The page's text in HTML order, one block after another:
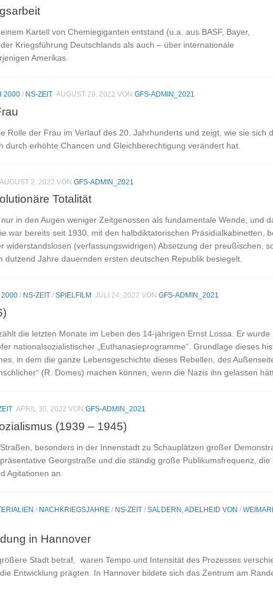
Kartell von Chemiegiganten entstand (u.a. aus BASF, Bayer,
Kriegsführung Deutschlands als auch – über internationale
Amerikas.
2000 / NS-ZEIT AUGUST 29, 2022 VON GFS-ADMIN_2021
Rolle der Frau im Verlauf des 20. Jahrhunderts und zeigt, wie sie sich
durch erhöhte Chancen und Gleichberechtigung verändert hat.
AUGUST 2, 2022 VON GFS-ADMIN_2021
Totalität
in den Augen weniger Zeitgenossen als fundamentale Wende, und
war bereits seit 1930, mit den halbdiktatorischen Präsidialkabinetten,
widerstandslosen (verfassungswidrigen) Absetzung der preußischen,
dutzend Jahre dauernden ersten deutschen Republik besiegelt.
2000 / NS-ZEIT / SPIELFILM JULI 24, 2022 VON GFS-ADMIN_2021
die letzten Monate im Leben des 14-jährigen Ernst Lossa. Er
nationalsozialistischer „Euthanasieprogramme“. Grundlage dieses
in dem die ganze Lebensgeschichte dieses Rebellen, des
(R. Domes) machen können, wenn die Nazis ihn gelassen
APRIL 30, 2022 VON GFS-ADMIN_2021
(1939 – 1945)
besonders in der Innenstadt zu Schauplätzen großer
Georgstraße und die ständig große Publikumsfrequenz,
Agitationen an.
/ NACHKRIEGSJAHRE / NS-ZEIT / SALDERN, ADELHEID VON /
in Hannover
Stadt betraf, waren Tempo und Intensität des Prozesses
Entwicklung prägten. In Hannover bildete sich das Zentrum am